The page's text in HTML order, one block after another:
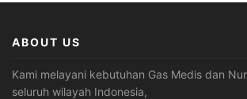
ABOUT US
Kami melayani kebutuhan Gas Medis dan
seluruh wilayah Indonesia,